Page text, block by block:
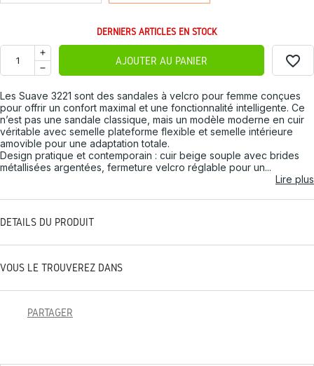
DERNIERS ARTICLES EN STOCK
AJOUTER AU PANIER favorite_border
Les Suave 3221 sont des sandales à velcro pour femme conçues
pour offrir un confort maximal et une fonctionnalité intelligente. Ce
n’est pas une sandale classique, mais un modèle moderne en cuir
véritable avec semelle plateforme flexible et semelle intérieure
amovible pour une adaptation totale.
Design pratique et contemporain : cuir beige souple avec brides
métallisées argentées, fermeture velcro réglable pour un...
Lire plus
DÉTAILS DU PRODUIT
VOUS LE TROUVEREZ DANS
PARTAGER